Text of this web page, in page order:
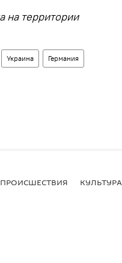
на территории
Украина Германия
ПРОИСШЕСТВИЯ КУЛЬТУРА